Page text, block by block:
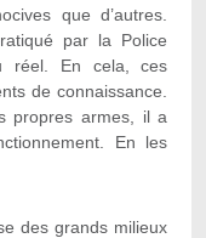
que d’autres.
par la Police
réel. En cela, ces
de connaissance.
propres armes, il a
En les
des grands milieux